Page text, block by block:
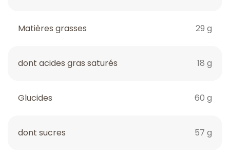
Matières grasses 29 g
dont acides gras saturés 18 g
Glucides 60 g
dont sucres 57 g